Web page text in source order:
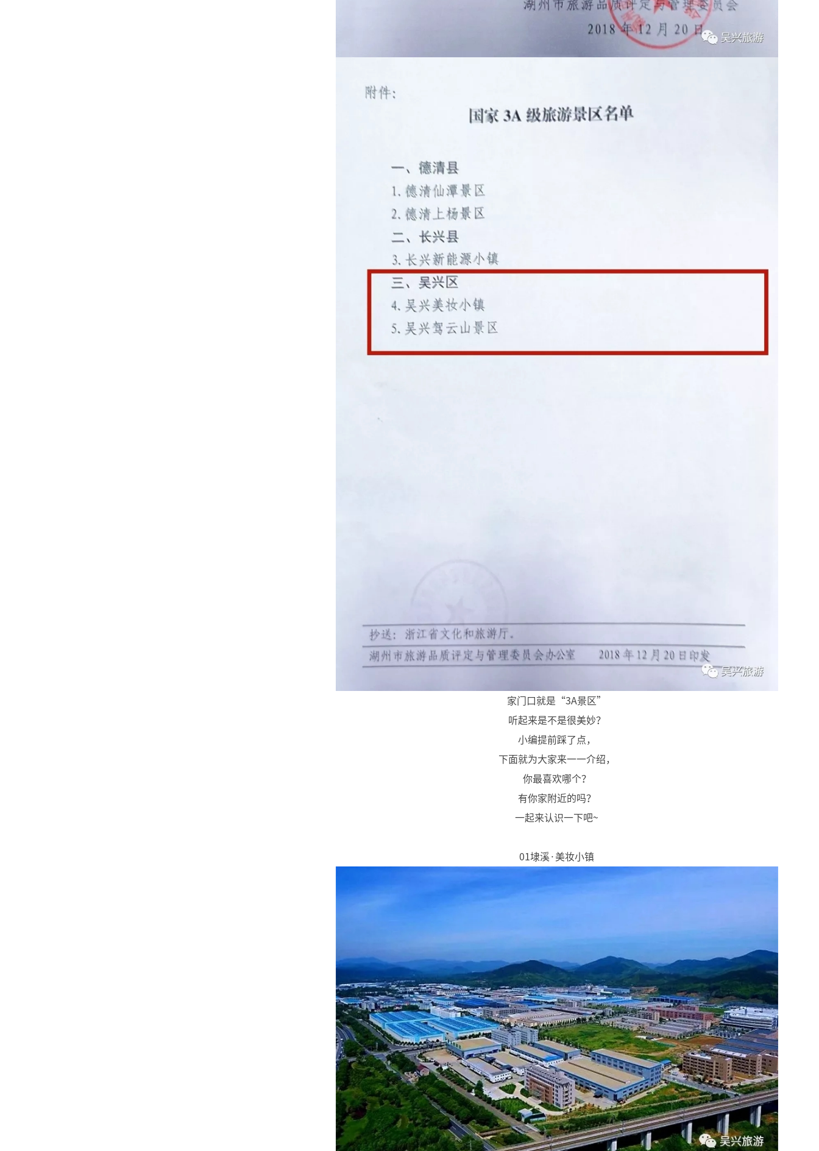
家门口就是“3A景区”
听起来是不是很美妙？
小编提前踩了点，
下面就为大家来一一介绍，
你最喜欢哪个？
有你家附近的吗？
一起来认识一下吧~
01埭溪·美妆小镇